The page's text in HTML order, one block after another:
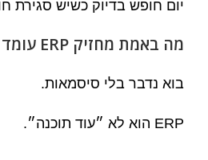
יום חופש בדיוק כשיש סגירת
מה באמת מחזיק ERP עומד על הרגליים?
בוא נדבר בלי סיסמאות.
ERP הוא לא ״עוד תוכנה״.